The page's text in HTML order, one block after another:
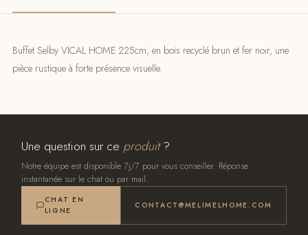
Buffet Selby VICAL HOME 225cm, en bois recyclé brun et fer noir, une
pièce rustique à forte présence visuelle.
Une question sur ce produit?
Notre équipe est disponible 7j/7 pour vous conseiller. Réponse
instantanée sur le chat ou par mail.
CHAT EN
LIGNE
CONTACT@MELIMELHOME.COM